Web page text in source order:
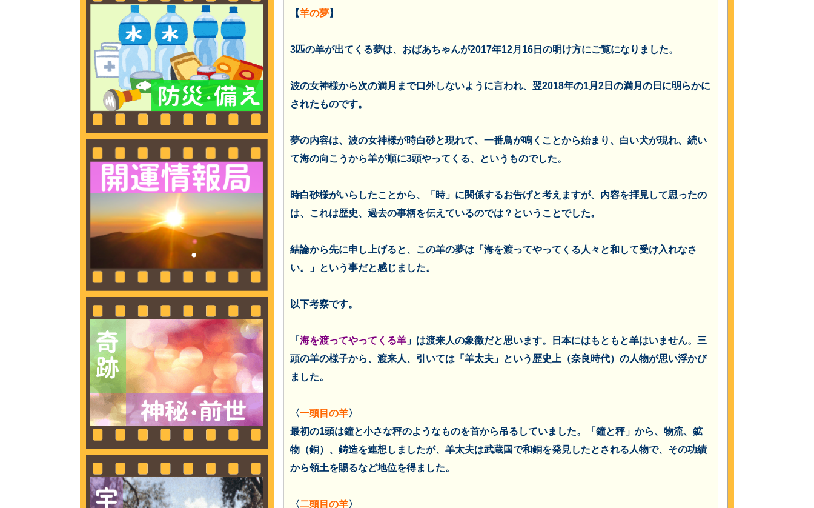
【羊の夢】
3匹の羊が出てくる夢は、おばあちゃんが2017年12月16日の明け方にご覧になりました。
波の女神様から次の満月まで口外しないように言われ、翌2018年の1月2日の満月の日に明らかに
されたものです。
夢の内容は、波の女神様が時白砂と現れて、一番鳥が鳴くことから始まり、白い犬が現れ、続い
て海の向こうから羊が順に3頭やってくる、というものでした。
時白砂様がいらしたことから、「時」に関係するお告げと考えますが、内容を拝見して思ったの
は、これは歴史、過去の事柄を伝えているのでは？ということでした。
結論から先に申し上げると、この羊の夢は「海を渡ってやってくる人々と和して受け入れなさ
い。」という事だと感じました。
以下考察です。
「 海を渡ってやってくる羊 」は渡来人の象徴だと思います。日本にはもともと羊はいません。 三
頭の羊の様子から、渡来人、引いては「羊太夫」という歴史上（奈良時代）の人物が思い浮かび
ました。
〈一頭目の羊〉
最初の1頭は鐘と小さな秤のようなものを首から吊るしていました。
「鐘と秤」から、物流、鉱
物（銅）、鋳造を連想しましたが、羊太夫は武蔵国で和銅を発見したとされる人物で、その功績
から領土を賜るなど地位を得ました。
〈二頭目の羊〉